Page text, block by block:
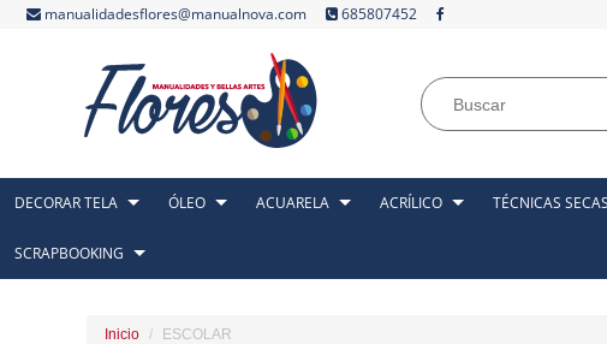
manualidadesflores@manualnova.com 685807452
DECORAR TELA ÓLEO ACUARELA ACRÍLICO TÉCNICAS SECAS
SCRAPBOOKING
Inicio ESCOLAR